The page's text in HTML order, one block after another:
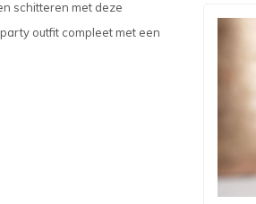
schitteren met deze
outfit compleet met een